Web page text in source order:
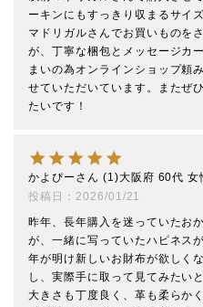
ーキンにもすっきり収まるサイ
マドリガルさんでお買いものを
が、丁寧な梱包とメッセージカ
まいの為オンラインショップ頼
せていただいています。またぜ
たいです！
かよぴー 1 大阪府 60代 女
投稿日
2026/01/21
昨年、長年購入を迷っていたお
が、一緒に写っていたハピネス
年が明け新しいお財布が欲しく
し、実際手に取って見てみたい
大きさも丁度良く、革も柔らか